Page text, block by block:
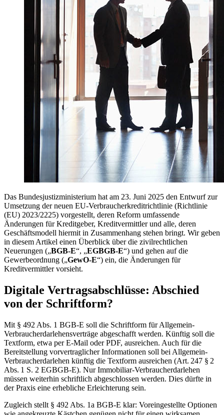
Das Bundesjustizministerium hat am 23. Juni 2025 den Entwurf zur
Umsetzung der neuen EU-Verbraucherkreditrichtlinie (Richtlinie
(EU) 2023/2225) vorgestellt, deren Reform umfassende
Änderungen für Kreditgeber, Kreditvermittler und alle, deren
Geschäftsmodell hiermit in Zusammenhang stehen bringt. Wir geben
in diesem Artikel einen Überblick über die zivilrechtlichen
Neuerungen („BGB-E“, „EGBGB-E“) und gehen auf die
Gewerbeordnung („GewO-E“) ein, die Änderungen für
Kreditvermittler vorsieht.
Digitale Vertragsabschlüsse: Abschied
von der Schriftform?
Mit § 492 Abs. 1 BGB-E soll die Schriftform für Allgemein-
Verbraucherdarlehensverträge abgeschafft werden. Künftig soll die
Textform, etwa per E-Mail oder PDF, ausreichen. Auch für die
Bereitstellung vorvertraglicher Informationen soll bei Allgemein-
Verbraucherdarlehen künftig die Textform ausreichen (Art. 247 § 2
Abs. 1 S. 2 EGBGB-E). Nur Immobiliar-Verbraucherdarlehen
müssen weiterhin schriftlich abgeschlossen werden. Dies dürfte in
der Praxis eine erhebliche Erleichterung sein.
Zugleich stellt § 492 Abs. 1a BGB-E klar: Voreingestellte Optionen